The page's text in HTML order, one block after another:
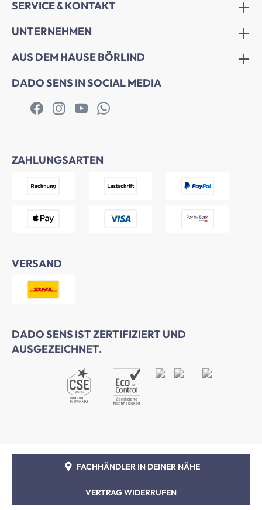
SERVICE & KONTAKT
UNTERNEHMEN
AUS DEM HAUSE BÖRLIND
DADO SENS IN SOCIAL MEDIA
ZAHLUNGSARTEN
VERSAND
DADO SENS IST ZERTIFIZIERT UND
AUSGEZEICHNET.
FACHHÄNDLER IN DEINER NÄHE
VERTRAG WIDERRUFEN